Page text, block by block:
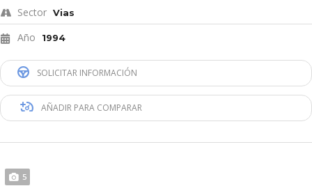
Sector Vias
Año 1994
SOLICITAR INFORMACIÓN
AÑADIR PARA COMPARAR
5